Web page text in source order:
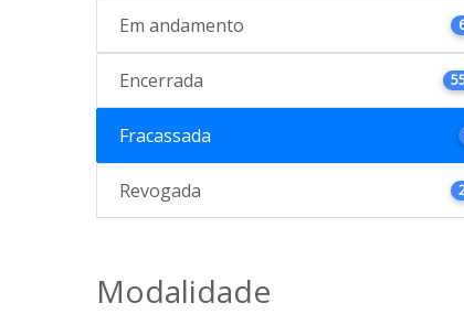
Em andamento
Encerrada
Fracassada
Revogada
Modalidade